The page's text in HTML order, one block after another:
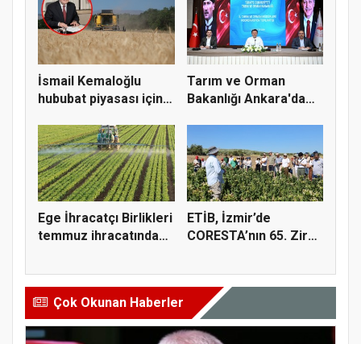
İsmail Kemaloğlu
hububat piyasası için 4
Tarım ve Orman
Bakanlığı Ankara'da
Ege İhracatçı Birlikleri
temmuz ihracatında
ETİB, İzmir’de
CORESTA’nın 65. Zirai
Çok Okunan Haberler